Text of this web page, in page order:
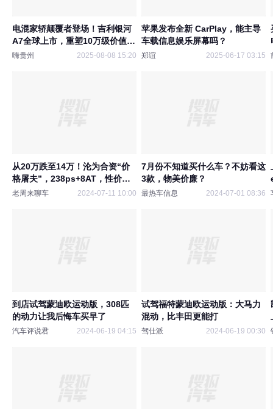
电混家轿颠覆者登场！吉利银河
A7全球上市，重塑10万级价值标
杆
嗨贵州 2025-08-08 15:20
苹果发布全新 CarPlay，能主导
车载信息娱乐屏幕吗？
郑谊 2025-06-17 03:15
从20万跌至14万！沦为合资“价
格屠夫”，238ps+8AT，性价比
完爆大众途观L
老周来聊车 2024-07-11 10:00
7月份不知道买什么车？不妨看这
3款，物美价廉？
最热车信息 2024-07-01 08:36
到店试驾蒙迪欧运动版，308匹
的动力让我后悔车买早了
汽车评说君 2024-06-19 04:15
试驾福特蒙迪欧运动版：大马力
混动，比丰田更能打
驾仕派 2024-06-19 00:30